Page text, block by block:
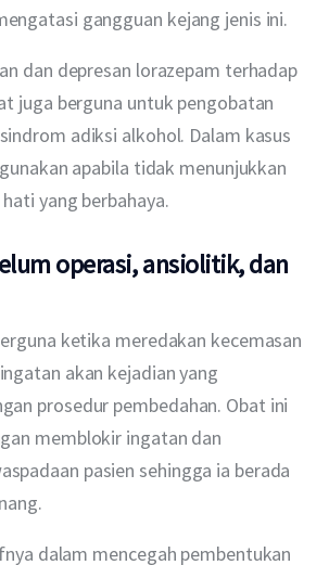
gangguan kejang jenis ini.
dan depresan lorazepam terhadap
juga berguna untuk pengobatan
adiksi alkohol. Dalam kasus
apabila tidak menunjukkan
yang berbahaya.
operasi, ansiolitik, dan
ketika meredakan kecemasan
akan kejadian yang
prosedur pembedahan. Obat ini
memblokir ingatan dan
pasien sehingga ia berada
dalam mencegah pembentukan